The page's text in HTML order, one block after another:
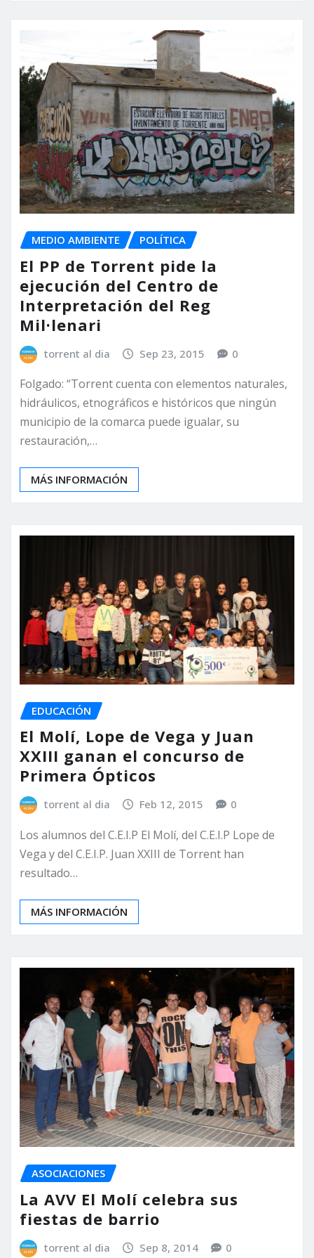
MEDIO AMBIENTE POLÍTICA
El PP de Torrent pide la
ejecución del Centro de
Interpretación del Reg
Mil·lenari
torrent al dia Sep 23, 2015 0
Folgado: “Torrent cuenta con elementos naturales,
hidráulicos, etnográficos e históricos que ningún
municipio de la comarca puede igualar, su
restauración,…
MÁS INFORMACIÓN
EDUCACIÓN
El Molí, Lope de Vega y Juan
XXIII ganan el concurso de
Primera Ópticos
torrent al dia Feb 12, 2015 0
Los alumnos del C.E.I.P El Molí, del C.E.I.P Lope de
Vega y del C.E.I.P. Juan XXIII de Torrent han
resultado…
MÁS INFORMACIÓN
ASOCIACIONES
La AVV El Molí celebra sus
fiestas de barrio
torrent al dia Sep 8, 2014 0